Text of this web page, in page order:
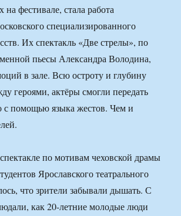
на фестивале, стала работа
специализированного
Их спектакль «Две стрелы», по
пьесы Александра Володина,
в зале. Всю остроту и глубину
героями, актёры смогли передать
с помощью языка жестов. Чем и
по мотивам чеховской драмы
Ярославского театрального
что зрители забывали дышать. С
как 20-летние молодые люди